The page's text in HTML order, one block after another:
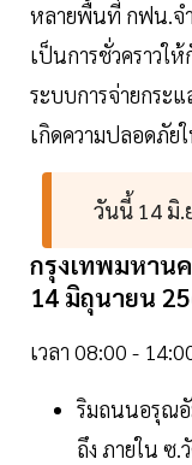
หลายพื้นที่ กฟน.จ
เป็นการชั่วคราวใ
ระบบการจ่ายกระ
เกิดความปลอดภัย
วันนี้ 14 มิ
กรุงเทพมหาน
14 มิถุนายน
เวลา 08:00 -
ริมถนนอรุณ
ถึง ภายใน ซ.